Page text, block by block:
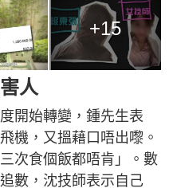
+15
人
開始轉變，鍾先生表
機，又搵藉口唔出嚟。
次食個飯都唔肯」。數
數，沈技師表示自己